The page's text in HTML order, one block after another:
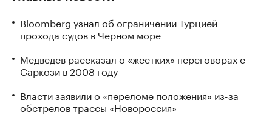
Bloomberg узнал об ограничении Турцией
прохода судов в Черном море
Медведев рассказал о «жестких» переговорах с
Саркози в 2008 году
Власти заявили о «переломе положения» из-за
обстрелов трассы «Новороссия»